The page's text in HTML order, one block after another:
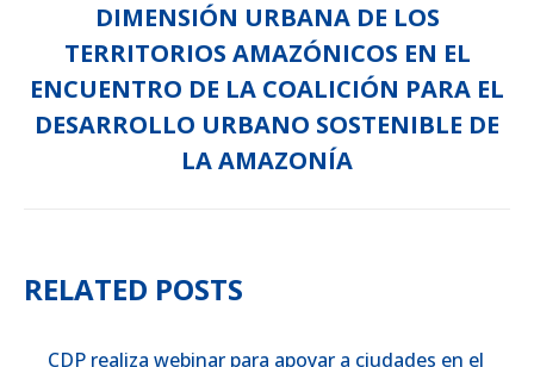
Next
post:
DIMENSIÓN URBANA DE LOS
TERRITORIOS AMAZÓNICOS EN EL
ENCUENTRO DE LA COALICIÓN PARA EL
DESARROLLO URBANO SOSTENIBLE DE
LA AMAZONÍA
RELATED POSTS
CDP realiza webinar para apoyar a ciudades en el